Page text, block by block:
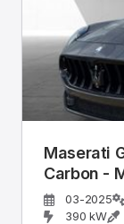
Maserati
Carbon -
03-2025
390 kW